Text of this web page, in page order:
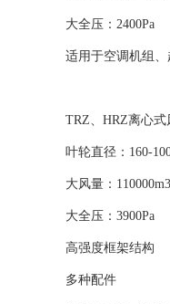
大全压：2400Pa
适用于空调机组、
TRZ、HRZ离心
叶轮直径：160-
大风量：
大全压：3900Pa
高强度框架结构
多种配件